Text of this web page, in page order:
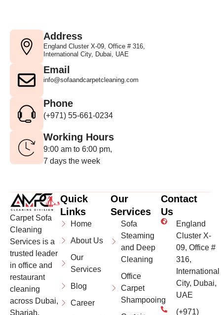
Address
England Cluster X-09, Office # 316,
International City, Dubai, UAE
Email
info@sofaandcarpetcleaning.com
Phone
(+971) 55-661-0234
Working Hours
9:00 am to 6:00 pm,
7 days the week
Carpet Sofa
Cleaning
Services is a
trusted leader
in office and
restaurant
cleaning
across Dubai,
Sharjah,
Quick
Links
Home
About Us
Our
Services
Blog
Career
Our
Services
Sofa
Steaming
and Deep
Cleaning
Office
Carpet
Shampooing
Contact
Us
England
Cluster X-
09, Office #
316,
International
City, Dubai,
UAE
(+971)